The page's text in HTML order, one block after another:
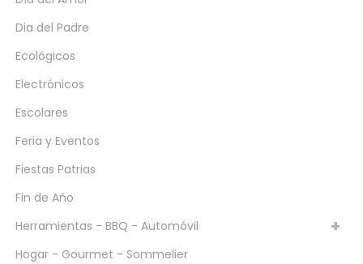
Dia del Padre
Ecológicos
Electrónicos
Escolares
Feria y Eventos
Fiestas Patrias
Fin de Año
Herramientas - BBQ - Automóvil
Hogar - Gourmet - Sommelier